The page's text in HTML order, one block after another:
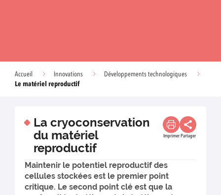
Accueil Innovations
Développements technologiques
Le matériel reproductif
La cryoconservation
du matériel
reproductif
Imprimer Partager
Maintenir le potentiel reproductif des
cellules stockées est le premier point
critique. Le second point clé est que la